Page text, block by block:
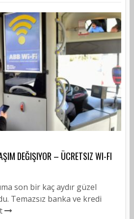
DEĞIŞIYOR – ÜCRETSIZ WI-FI
son bir kaç aydır güzel
Temazsız banka ve kredi